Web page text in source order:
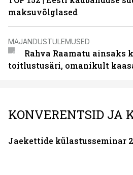
maksuvõlglased
MAJANDUSTULEMUSED
Rahva Raamatu ainsaks
toitlustusäri, omanikult
KONVERENTSID JA
Jaekettide külastusseminar